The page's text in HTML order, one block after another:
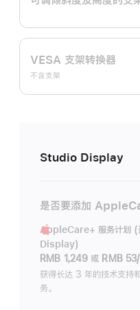
VESA 支架转换器
不含支架
Studio Display
是否要添加
AppleCare+ 服务计划
Display)
RMB 1,249 或 RMB
获得长达 3 年的技术支持
务。